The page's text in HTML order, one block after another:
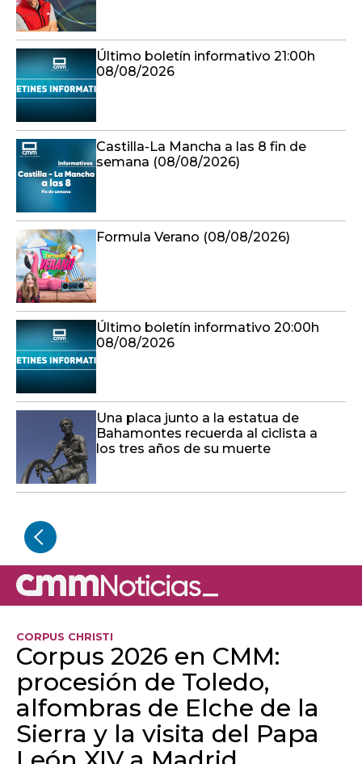
Último boletín informativo 21:00h
08/08/2026
Castilla-La Mancha a las 8 fin de
semana (08/08/2026)
Formula Verano (08/08/2026)
Último boletín informativo 20:00h
08/08/2026
Una placa junto a la estatua de
Bahamontes recuerda al ciclista a
los tres años de su muerte
CORPUS CHRISTI
Corpus 2026 en CMM:
procesión de Toledo,
alfombras de Elche de la
Sierra y la visita del Papa